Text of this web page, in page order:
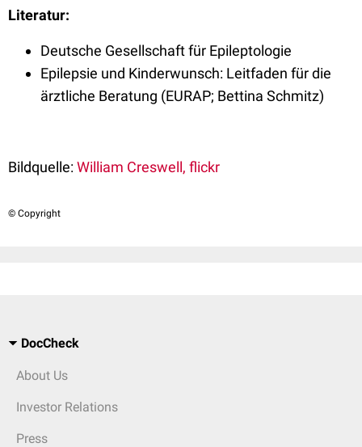
Literatur:
Deutsche Gesellschaft für Epileptologie
Epilepsie und Kinderwunsch: Leitfaden für die
ärztliche Beratung (EURAP; Bettina Schmitz)
Bildquelle:William Creswell, flickr
© Copyright
DocCheck
About Us
Investor Relations
Press